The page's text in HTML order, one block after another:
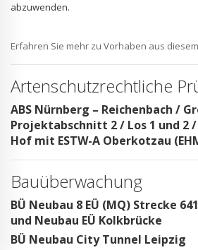
abzuwenden.
Erfahren Sie mehr zu Vorhaben aus
Artenschutzrechtliche
ABS Nürnberg – Reichenbach /
Projektabschnitt 2 / Los 1 und 2 /
Hof mit ESTW-A Oberkotzau
Bauüberwachung
BÜ Neubau 8 EÜ (MQ) Strecke
und Neubau EÜ Kolkbrücke
BÜ Neubau City Tunnel Leipzig